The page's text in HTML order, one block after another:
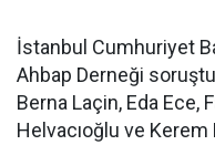
İstanbul Cumhuriyet
Ahbap Derneği
Berna Laçin, Eda Ece,
Helvacıoğlu ve